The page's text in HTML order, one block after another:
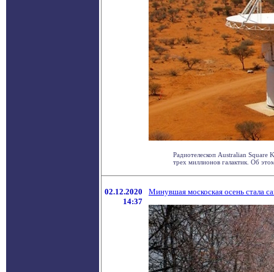
Радиотелескоп Australian Square
трех миллионов галактик. Об
02.12.2020
14:37
Минувшая москоская осень стала